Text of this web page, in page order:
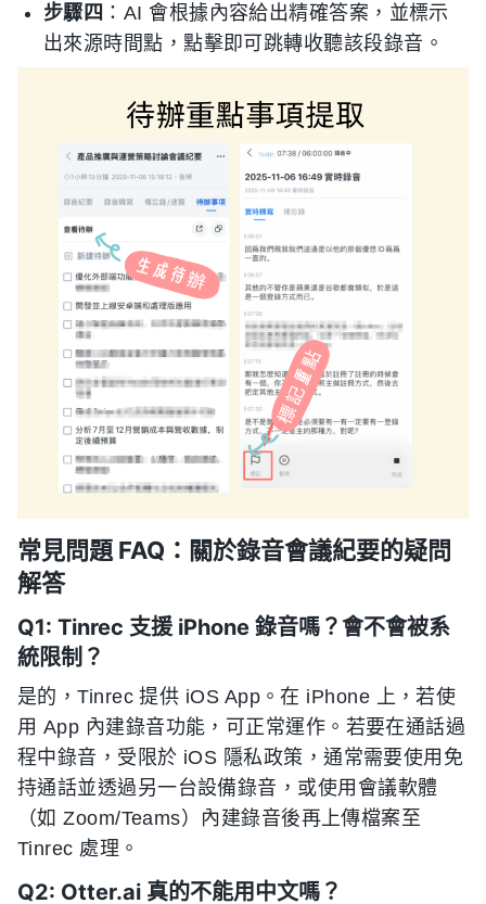
步驟四 ：AI 會根據內容給出精確答案，並標示
出來源時間點，點擊即可跳轉收聽該段錄音。
常見問題 FAQ：關於錄音會議紀要的疑問
解答
Q1: Tinrec 支援 iPhone 錄音嗎？會不會被系
統限制？
是的，Tinrec 提供 iOS App。在 iPhone 上，若使
用 App 內建錄音功能，可正常運作。若要在通話過
程中錄音，受限於 iOS 隱私政策，通常需要使用免
持通話並透過另一台設備錄音，或使用會議軟體
（如 Zoom/Teams）內建錄音後再上傳檔案至
Tinrec 處理。
Q2: Otter.ai 真的不能用中文嗎？